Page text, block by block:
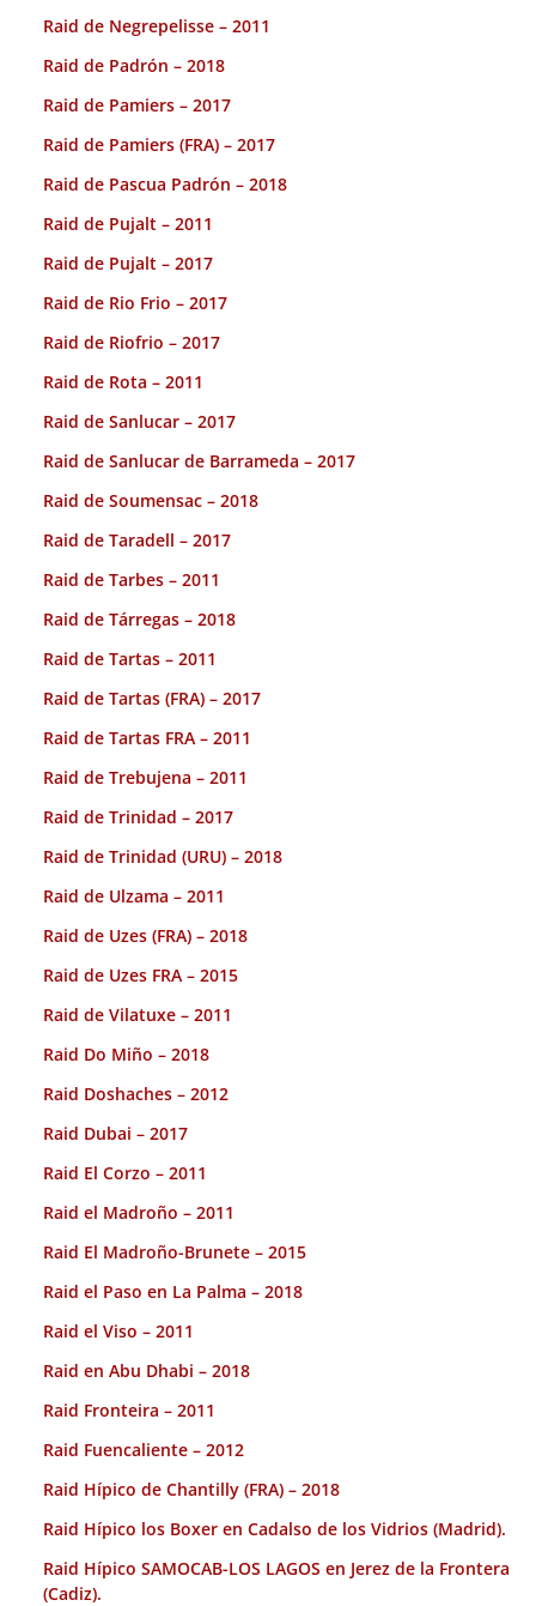
Raid de Negrepelisse – 2011
Raid de Padrón – 2018
Raid de Pamiers – 2017
Raid de Pamiers (FRA) – 2017
Raid de Pascua Padrón – 2018
Raid de Pujalt – 2011
Raid de Pujalt – 2017
Raid de Rio Frio – 2017
Raid de Riofrio – 2017
Raid de Rota – 2011
Raid de Sanlucar – 2017
Raid de Sanlucar de Barrameda – 2017
Raid de Soumensac – 2018
Raid de Taradell – 2017
Raid de Tarbes – 2011
Raid de Tárregas – 2018
Raid de Tartas – 2011
Raid de Tartas (FRA) – 2017
Raid de Tartas FRA – 2011
Raid de Trebujena – 2011
Raid de Trinidad – 2017
Raid de Trinidad (URU) – 2018
Raid de Ulzama – 2011
Raid de Uzes (FRA) – 2018
Raid de Uzes FRA – 2015
Raid de Vilatuxe – 2011
Raid Do Miño – 2018
Raid Doshaches – 2012
Raid Dubai – 2017
Raid El Corzo – 2011
Raid el Madroño – 2011
Raid El Madroño-Brunete – 2015
Raid el Paso en La Palma – 2018
Raid el Viso – 2011
Raid en Abu Dhabi – 2018
Raid Fronteira – 2011
Raid Fuencaliente – 2012
Raid Hípico de Chantilly (FRA) – 2018
Raid Hípico los Boxer en Cadalso de los Vidrios (Madrid).
Raid Hípico SAMOCAB-LOS LAGOS en Jerez de la Frontera
(Cadiz).